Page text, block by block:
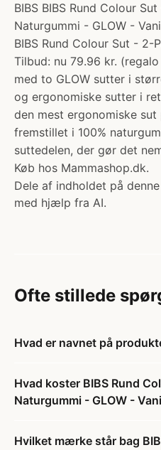
BIBS BIBS Rund Colour
Naturgummi - GLOW -
BIBS Rund Colour Sut - 2-
Tilbud: nu 79.96 kr.
med to GLOW sutter i
og ergonomiske sutter i
den mest ergonomiske
fremstillet i 100%
suttedelen, der gør det
Køb hos Mammashop.dk.
Dele af indholdet på
med hjælp fra AI.
Ofte stillede
Hvad er navnet på
Hvad koster BIBS Rund
Naturgummi - GLOW -
Hvilket mærke står bag